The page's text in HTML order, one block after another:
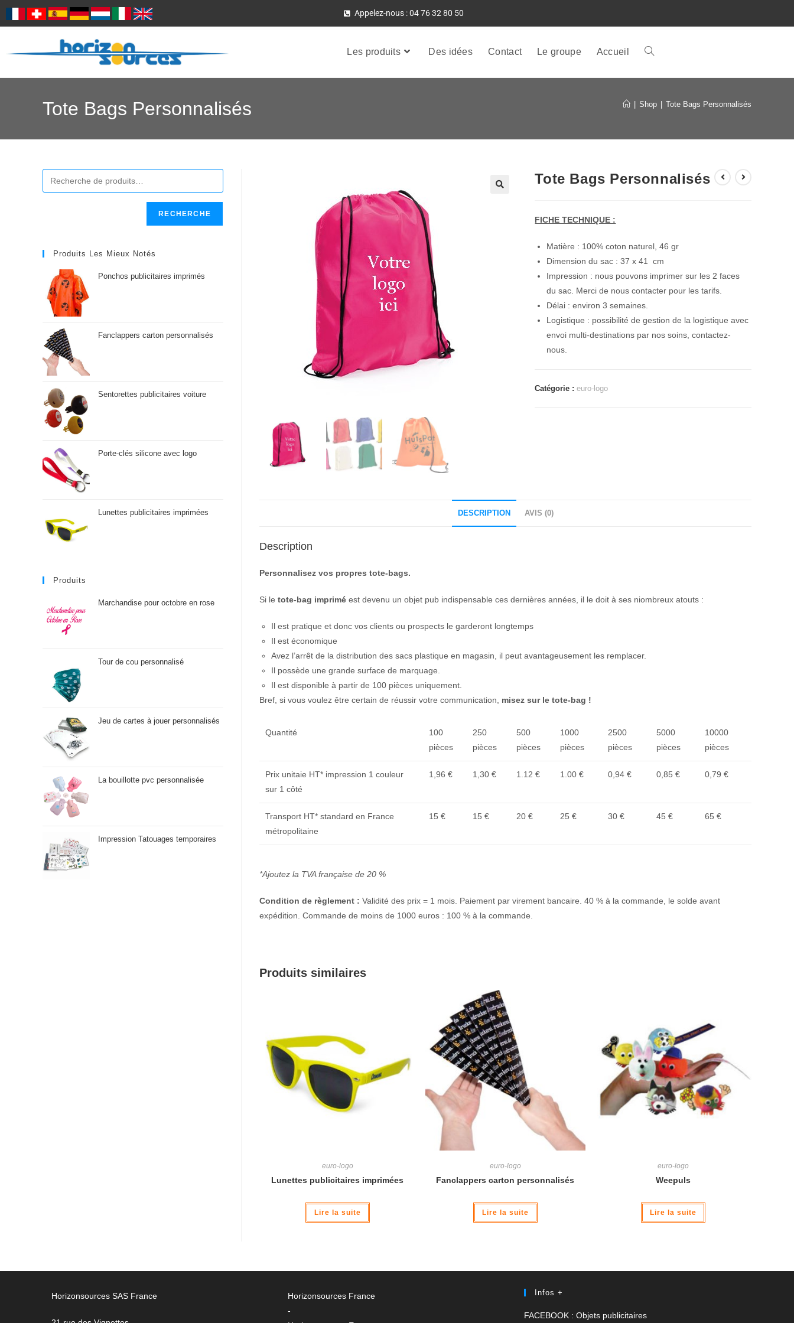
Appelez-nous : 04 76 32 80 50
Les produits Des idées Contact Le groupe Accueil
Tote Bags Personnalisés Shop Tote Bags Personnalisés
Tote Bags Personnalisés
FICHE TECHNIQUE :
Matière : 100% coton naturel, 46 gr
Dimension du sac : 37 x 41 cm
Impression : nous pouvons imprimer sur les 2 faces
du sac. Merci de nous contacter pour les tarifs.
Délai : environ 3 semaines.
Logistique : possibilité de gestion de la logistique avec
envoi multi-destinations par nos soins, contactez-
nous.
Catégorie :euro-logo
DESCRIPTION AVIS (0)
Description
Personnalisez vos propres tote-bags.
Si le tote-bag imprimé est devenu un objet pub indispensable ces dernières années, il le doit à ses niombreux atouts :
Il est pratique et donc vos clients ou prospects le garderont longtemps
Il est économique
Avez l’arrêt de la distribution des sacs plastique en magasin, il peut avantageusement les remplacer.
Il possède une grande surface de marquage.
Il est disponible à partir de 100 pièces uniquement.
Bref, si vous voulez être certain de réussir votre communication, misez sur le tote-bag !
Quantité
100
pièces
250
pièces
500
pièces
1000
pièces
2500
pièces
5000
pièces
10000
pièces
Prix unitaie HT* impression 1 couleur
sur 1 côté
1,96 € 1,30 € 1.12 € 1.00 € 0,94 € 0,85 € 0,79 €
Transport HT* standard en France
métropolitaine
15 € 15 € 20 € 25 € 30 € 45 € 65 €
*Ajoutez la TVA française de 20 %
Condition de règlement : Validité des prix = 1 mois. Paiement par virement bancaire. 40 % à la commande, le solde avant
expédition. Commande de moins de 1000 euros : 100 % à la commande.
Produits similaires
euro-logo
Lunettes publicitaires imprimées
Lire la suite
euro-logo
Fanclappers carton personnalisés
Lire la suite
euro-logo
Weepuls
Lire la suite
RECHERCHE
Produits Les Mieux Notés
Ponchos publicitaires imprimés
Fanclappers carton personnalisés
Sentorettes publicitaires voiture
Porte-clés silicone avec logo
Lunettes publicitaires imprimées
Produits
Marchandise pour octobre en rose
Tour de cou personnalisé
Jeu de cartes à jouer personnalisés
La bouillotte pvc personnalisée
Impression Tatouages temporaires
Horizonsources SAS France
Horizonsources France
-
Infos +
FACEBOOK : Objets publicitaires